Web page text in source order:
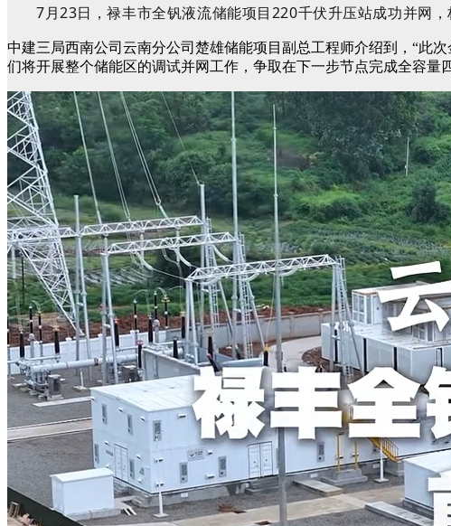
7月23日 ，禄丰市全钒液流储能项目220千伏升压站成功并网
中建三局西南公司云南分公司楚雄储能项目副总工程师介绍到，“此
们将开展整个储能区的调试并网工作，争取在下一步节点完成全容量